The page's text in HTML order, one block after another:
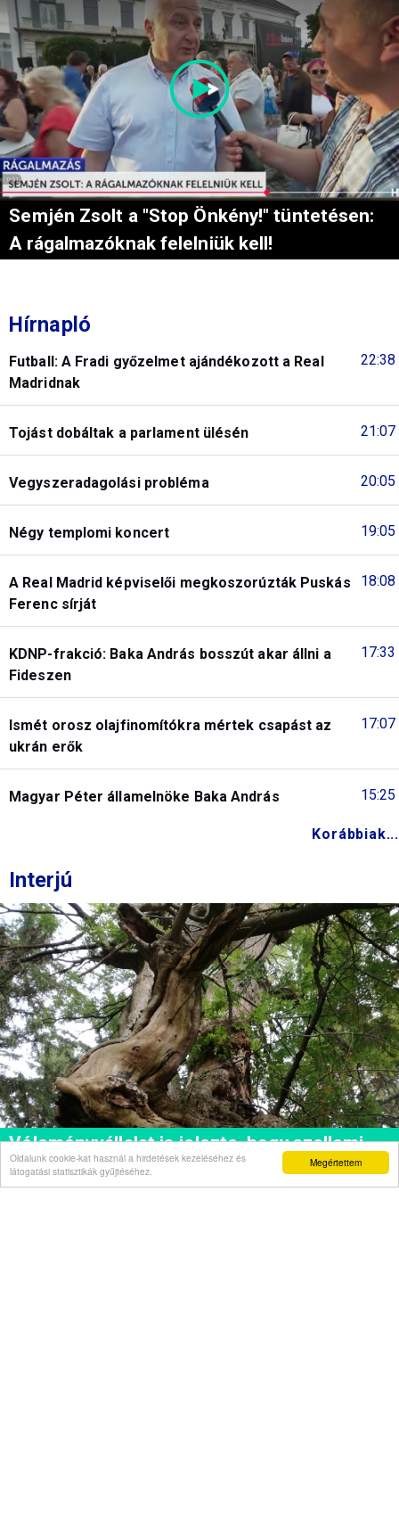
Megértettem
Oldalunk cookie-kat használ a hirdetések kezeléséhez és
látogatási statisztikák gyűjtéséhez.
Semjén Zsolt a "Stop Önkény!" tüntetésen:
A rágalmazóknak felelniük kell!
Hírnapló
22:38
Futball: A Fradi győzelmet ajándékozott a Real
Madridnak
21:07
Tojást dobáltak a parlament ülésén
20:05
Vegyszeradagolási probléma
19:05
Négy templomi koncert
18:08
A Real Madrid képviselői megkoszorúzták Puskás
Ferenc sírját
17:33
KDNP-frakció: Baka András bosszút akar állni a
Fideszen
17:07
Ismét orosz olajfinomítókra mértek csapást az
ukrán erők
15:25
Magyar Péter államelnöke Baka András
Korábbiak...
Interjú
Véleményvállalat is jelezte, hogy szellemi
beszűkülést tapasztal